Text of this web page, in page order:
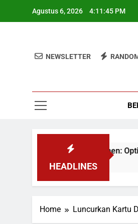
Agustus 6, 2026 4:11:45 PM
NEWSLETTER
HEADLINES
Mahasiswa KKN, Wamen:
Home Luncurkan Kartu